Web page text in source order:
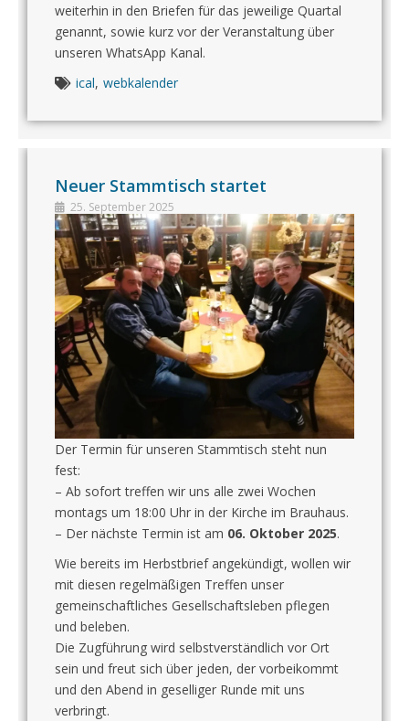
weiterhin in den Briefen für das jeweilige Quartal
genannt, sowie kurz vor der Veranstaltung über
unseren WhatsApp Kanal.
ical, webkalender
Neuer Stammtisch startet
25. September 2025
Der Termin für unseren Stammtisch steht nun
fest:
– Ab sofort treffen wir uns alle zwei Wochen
montags um 18:00 Uhr in der Kirche im Brauhaus.
– Der nächste Termin ist am 06. Oktober 2025.
Wie bereits im Herbstbrief angekündigt, wollen wir
mit diesen regelmäßigen Treffen unser
gemeinschaftliches Gesellschaftsleben pflegen
und beleben.
Die Zugführung wird selbstverständlich vor Ort
sein und freut sich über jeden, der vorbeikommt
und den Abend in geselliger Runde mit uns
verbringt.